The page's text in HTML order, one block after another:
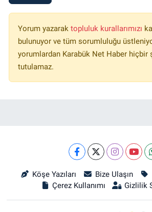
Yorum yazarak topluluk kurallarımızı
bulunuyor ve tüm sorumluluğu
yorumlardan Karabük Net Haber hiçbir
tutulamaz.
Köşe Yazıları Bize Ulaşın
Çerez Kullanımı
Gizlilik